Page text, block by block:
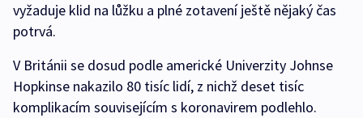
vyžaduje klid na lůžku a plné zotavení ještě nějaký čas
potrvá.
V Británii se dosud podle americké Univerzity Johnse
Hopkinse nakazilo 80 tisíc lidí, z nichž deset tisíc
komplikacím souvisejícím s koronavirem podlehlo.